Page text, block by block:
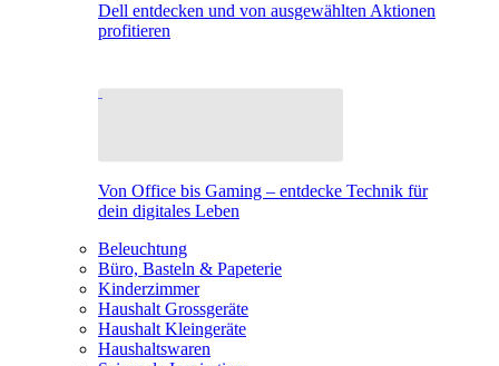
Dell entdecken und von ausgewählten Aktionen
profitieren
Von Office bis Gaming – entdecke Technik für
dein digitales Leben
Beleuchtung
Büro, Basteln & Papeterie
Kinderzimmer
Haushalt Grossgeräte
Haushalt Kleingeräte
Haushaltswaren